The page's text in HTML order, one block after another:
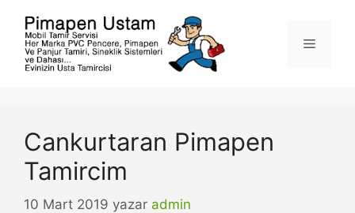
Menü
Cankurtaran Pimapen
Tamircim
10 Mart 2019 yazar admin